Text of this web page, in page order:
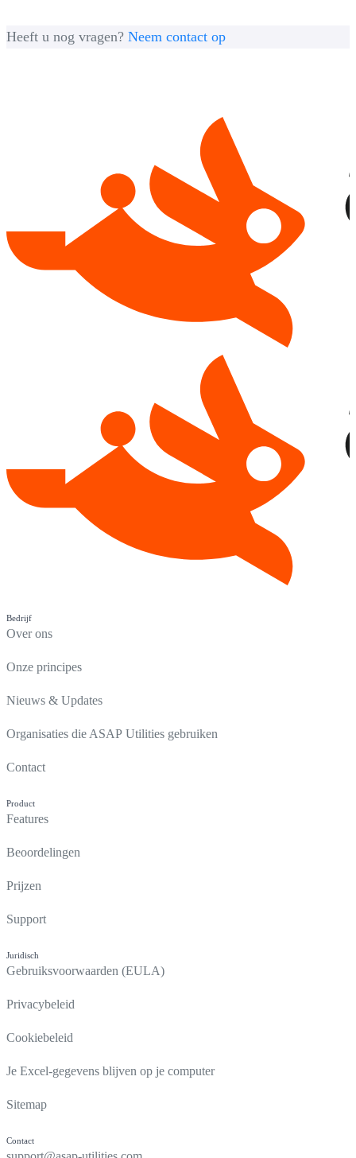
Heeft u nog vragen? Neem contact op
Bedrijf
Over ons
Onze principes
Nieuws & Updates
Organisaties die ASAP Utilities gebruiken
Contact
Product
Features
Beoordelingen
Prijzen
Support
Juridisch
Gebruiksvoorwaarden (EULA)
Privacybeleid
Cookiebeleid
Je Excel-gegevens blijven op je computer
Sitemap
Contact